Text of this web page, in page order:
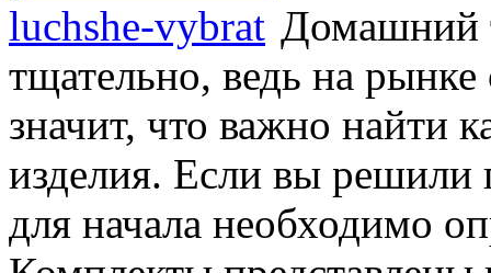
Домашний
тщательно, ведь на рынке
значит, что важно найти
изделия. Если вы решили
для начала необходимо